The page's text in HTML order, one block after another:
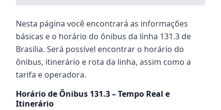
Nesta página você encontrará as informações
básicas e o horário do ônibus da linha 131.3 de
Brasília. Será possível encontrar o horário do
ônibus, itinerário e rota da linha, assim como a
tarifa e operadora.
Horário de Ônibus 131.3 – Tempo Real e
Itinerário